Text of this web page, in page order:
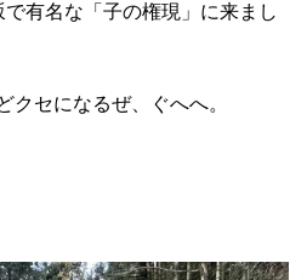
有名な「子の権現」に来まし
クセになるぜ、ぐへへ。